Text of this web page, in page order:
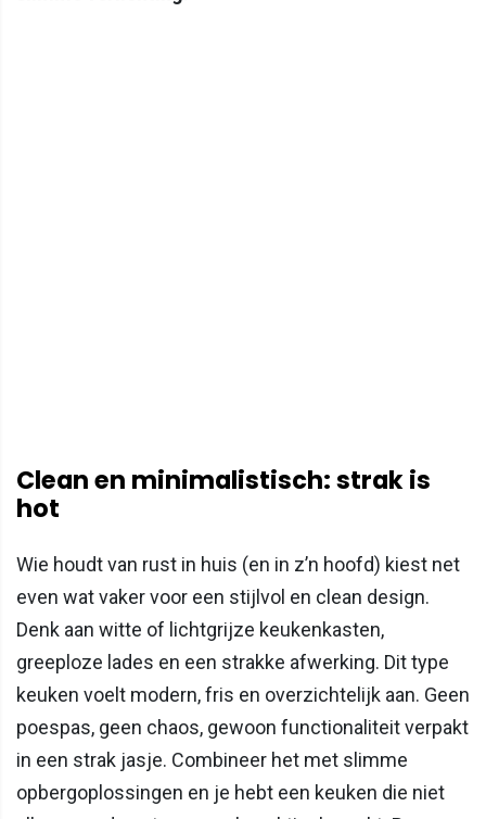
Clean en minimalistisch: strak is
hot
Wie houdt van rust in huis (en in z’n hoofd) kiest net
even wat vaker voor een stijlvol en clean design.
Denk aan witte of lichtgrijze keukenkasten,
greeploze lades en een strakke afwerking. Dit type
keuken voelt modern, fris en overzichtelijk aan. Geen
poespas, geen chaos, gewoon functionaliteit verpakt
in een strak jasje. Combineer het met slimme
opbergoplossingen en je hebt een keuken die niet